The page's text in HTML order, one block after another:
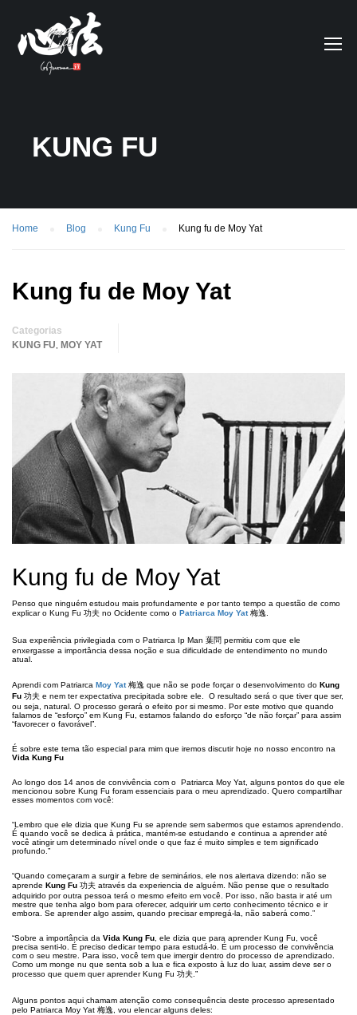
KUNG FU
Home Blog Kung Fu Kung fu de Moy Yat
Kung fu de Moy Yat
Categorias
KUNG FU
MOY YAT
Kung fu de Moy Yat
Penso que ninguém estudou mais profundamente e por tanto tempo a questão de como
explicar o Kung Fu 功夫 no Ocidente como o Patriarca Moy Yat梅逸.
Sua experiência privilegiada com o Patriarca Ip Man 葉問 permitiu com que ele
enxergasse a importância dessa noção e sua dificuldade de entendimento no mundo
atual.
Aprendi com Patriarca Moy Yat梅逸 que não se pode forçar o desenvolvimento do Kung
Fu 功夫 e nem ter expectativa precipitada sobre ele. O resultado será o que tiver que ser,
ou seja, natural. O processo gerará o efeito por si mesmo. Por este motivo que quando
falamos de “esforço” em Kung Fu, estamos falando do esforço “de não forçar” para assim
“favorecer o favorável”.
É sobre este tema tão especial para mim que iremos discutir hoje no nosso encontro na
Vida Kung Fu
Ao longo dos 14 anos de convivência com o Patriarca Moy Yat, alguns pontos do que ele
mencionou sobre Kung Fu foram essenciais para o meu aprendizado. Quero compartilhar
esses momentos com você:
“Lembro que ele dizia que Kung Fu se aprende sem sabermos que estamos aprendendo.
É quando você se dedica à prática, mantém-se estudando e continua a aprender até
você atingir um determinado nível onde o que faz é muito simples e tem significado
profundo.”
“Quando começaram a surgir a febre de seminários, ele nos alertava dizendo: não se
aprende Kung Fu 功夫 através da experiencia de alguém. Não pense que o resultado
adquirido por outra pessoa terá o mesmo efeito em você. Por isso, não basta ir até um
mestre que tenha algo bom para oferecer, adquirir um certo conhecimento técnico e ir
embora. Se aprender algo assim, quando precisar empregá-la, não saberá como.”
“Sobre a importância da Vida Kung Fu , ele dizia que para aprender Kung Fu, você
precisa senti-lo. É preciso dedicar tempo para estudá-lo. É um processo de convivência
com o seu mestre. Para isso, você tem que imergir dentro do processo de aprendizado.
Como um monge nu que senta sob a lua e fica exposto à luz do luar, assim deve ser o
processo que quem quer aprender Kung Fu 功夫.”
Alguns pontos aqui chamam atenção como consequência deste processo apresentado
pelo Patriarca Moy Yat 梅逸, vou elencar alguns deles: